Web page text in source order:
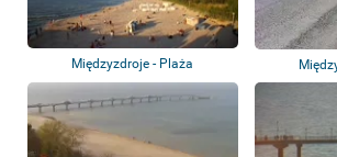
Międzyzdroje - Plaża